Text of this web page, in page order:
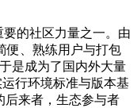
要的社区力量之一。由
便、熟练用户与打包
是成为了国内外大量
行环境标准与版本基
后来者，生态参与者